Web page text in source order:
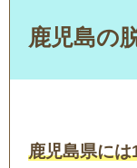
鹿児島の
鹿児島県に